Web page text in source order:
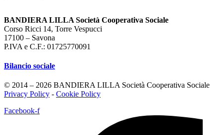
BANDIERA LILLA Società Cooperativa Sociale
Corso Ricci 14, Torre Vespucci
17100 – Savona
P.IVA e C.F.: 01725770091
Bilancio sociale
© 2014 – 2026 BANDIERA LILLA Società Cooperativa Sociale
Privacy Policy - Cookie Policy
Facebook-f